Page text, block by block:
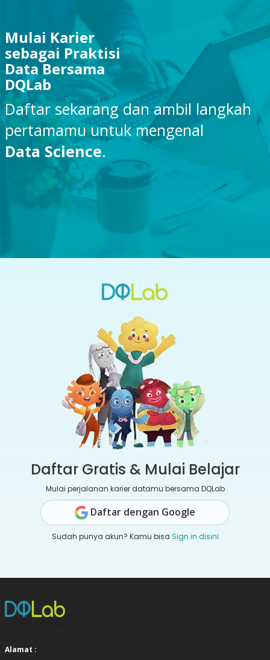
Mulai Karier
sebagai Praktisi
Data Bersama
DQLab
Daftar sekarang dan ambil langkah
pertamamu untuk mengenal
Data Science.
Daftar Gratis & Mulai Belajar
Mulai perjalanan karier datamu bersama DQLab
Daftar dengan Google
Sudah punya akun? Kamu bisa Sign in disini
Alamat :